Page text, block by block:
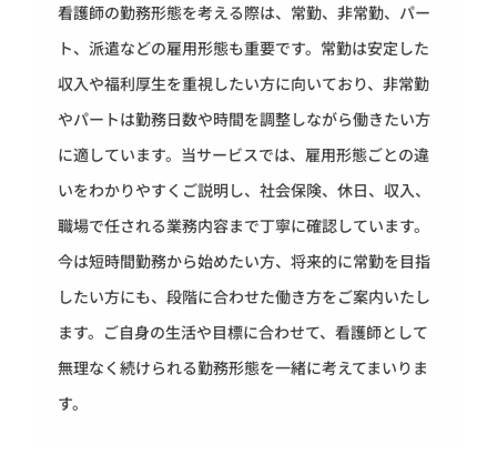
看護師の勤務形態を考える際は、常勤、非常勤、パー
ト、派遣などの雇用形態も重要です。常勤は安定した
収入や福利厚生を重視したい方に向いており、非常勤
やパートは勤務日数や時間を調整しながら働きたい方
に適しています。当サービスでは、雇用形態ごとの違
いをわかりやすくご説明し、社会保険、休日、収入、
職場で任される業務内容まで丁寧に確認しています。
今は短時間勤務から始めたい方、将来的に常勤を目指
したい方にも、段階に合わせた働き方をご案内いたし
ます。ご自身の生活や目標に合わせて、看護師として
無理なく続けられる勤務形態を一緒に考えてまいりま
す。